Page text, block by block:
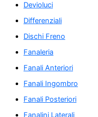
Devioluci
Differenziali
Dischi Freno
Fanaleria
Fanali Anteriori
Fanali Ingombro
Fanali Posteriori
Fanalini Laterali